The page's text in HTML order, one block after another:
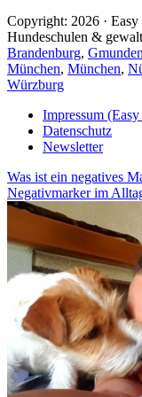
Copyright: 2026 · Easy
Hundeschulen &
Brandenburg, Gmunden
München, München,
Würzburg
Impressum
Datenschutz
Newsletter
Was ist ein negatives
Negativmarker im